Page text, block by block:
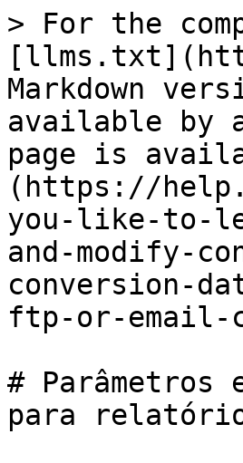
> For the
Markdown
available by
page is
(https://
you-like-to-
and-modify-
conversion-
ftp-or-email-
#
para